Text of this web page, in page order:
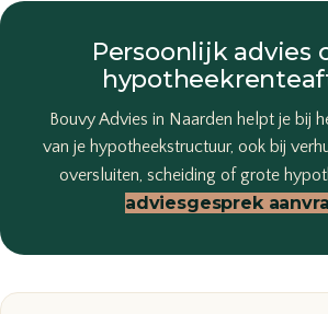
Persoonlijk advies
Bouvy Advies in Naarden helpt je bij
van je hypotheekstructuur, ook bij
oversluiten, scheiding of grote
adviesgesprek